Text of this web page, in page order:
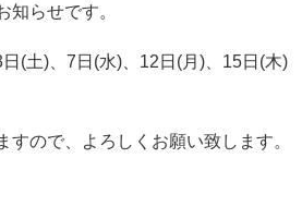
知らせです。
(土)、7日(水)、12日(月)、15日(木)
すので、よろしくお願い致します。